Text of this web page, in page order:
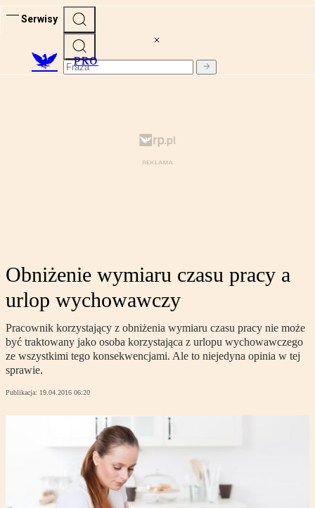
Serwisy
PRO
Obniżenie wymiaru czasu pracy a
urlop wychowawczy
Pracownik korzystający z obniżenia wymiaru czasu pracy nie może
być traktowany jako osoba korzystająca z urlopu wychowawczego
ze wszystkimi tego konsekwencjami. Ale to niejedyna opinia w tej
sprawie.
Publikacja: 19.04.2016 06:20